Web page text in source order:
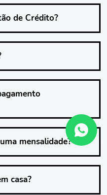
de Crédito?
mensalidade?
casa?